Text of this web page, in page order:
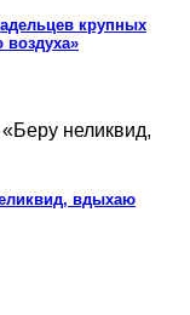
крупных
воздуха»
вдыхаю